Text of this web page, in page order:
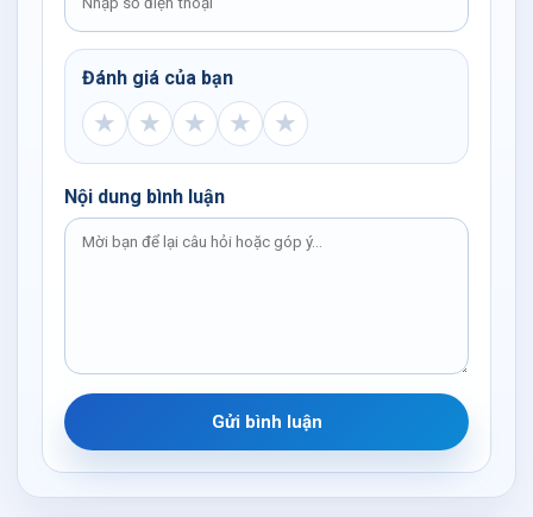
Đánh giá của bạn
★ ★ ★ ★ ★
Nội dung bình luận
Gửi bình luận